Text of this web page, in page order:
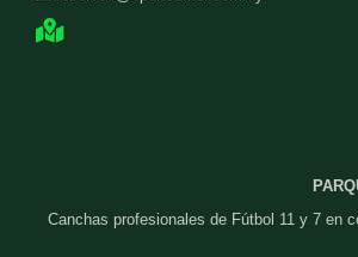
Canchas profesionales de Fútbol 11 y 7 en